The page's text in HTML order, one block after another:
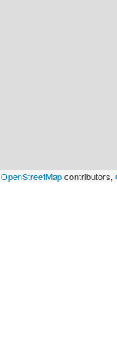
OpenStreetMapcontributors,